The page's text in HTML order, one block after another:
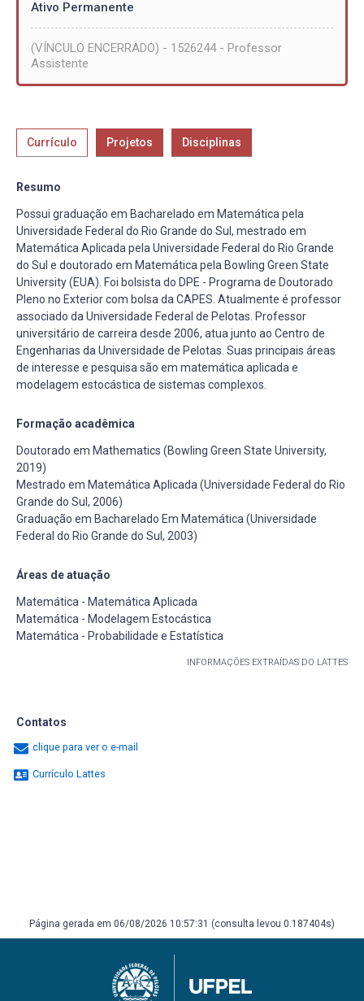
Ativo Permanente
(VÍNCULO ENCERRADO) - 1526244 - Professor
Assistente
Currículo Projetos Disciplinas
Resumo
Possui graduação em Bacharelado em Matemática pela
Universidade Federal do Rio Grande do Sul, mestrado em
Matemática Aplicada pela Universidade Federal do Rio Grande
do Sul e doutorado em Matemática pela Bowling Green State
University (EUA). Foi bolsista do DPE - Programa de Doutorado
Pleno no Exterior com bolsa da CAPES. Atualmente é professor
associado da Universidade Federal de Pelotas. Professor
universitário de carreira desde 2006, atua junto ao Centro de
Engenharias da Universidade de Pelotas. Suas principais áreas
de interesse e pesquisa são em matemática aplicada e
modelagem estocástica de sistemas complexos.
Formação acadêmica
Doutorado em Mathematics (Bowling Green State University,
2019)
Mestrado em Matemática Aplicada (Universidade Federal do Rio
Grande do Sul, 2006)
Graduação em Bacharelado Em Matemática (Universidade
Federal do Rio Grande do Sul, 2003)
Áreas de atuação
Matemática - Matemática Aplicada
Matemática - Modelagem Estocástica
Matemática - Probabilidade e Estatística
INFORMAÇÕES EXTRAÍDAS DO LATTES
Contatos
clique para ver o e-mail
Currículo Lattes
Página gerada em 06/08/2026 10:57:31 (consulta levou 0.187404s)